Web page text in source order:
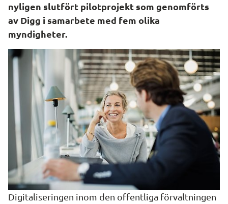
nyligen slutfört pilotprojekt som genomförts
av Digg i samarbete med fem olika
myndigheter.
Digitaliseringen inom den offentliga förvaltningen